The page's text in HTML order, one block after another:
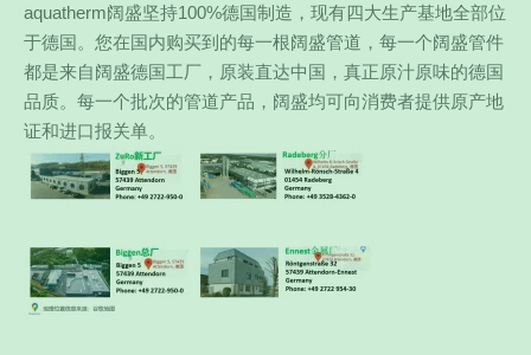
aquatherm阔盛坚持100%德国制造，现有四大生产基地全部位
于德国。您在国内购买到的每一根阔盛管道，每一个阔盛管件
都是来自阔盛德国工厂，原装直达中国，真正原汁原味的德国
品质。每一个批次的管道产品，阔盛均可向消费者提供原产地
证和进口报关单。